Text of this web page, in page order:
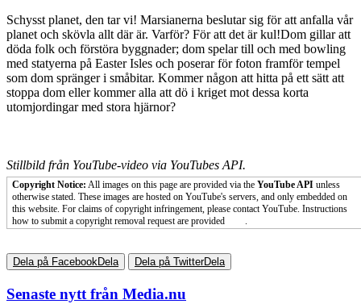
Schysst planet, den tar vi! Marsianerna beslutar sig för att anfalla vår
planet och skövla allt där är. Varför? För att det är kul!Dom gillar att
döda folk och förstöra byggnader; dom spelar till och med bowling
med statyerna på Easter Isles och poserar för foton framför tempel
som dom spränger i småbitar. Kommer någon att hitta på ett sätt att
stoppa dom eller kommer alla att dö i kriget mot dessa korta
utomjordingar med stora hjärnor?
Stillbild från YouTube-video via YouTubes API.
Copyright Notice: All images on this page are provided via the YouTube API unless
otherwise stated. These images are hosted on YouTube's servers, and only embedded on
this website. For claims of copyright infringement, please contact YouTube. Instructions
how to submit a copyright removal request are provided
.
Dela på Facebook Dela Dela på TwitterDela
Senaste nytt från Media.nu